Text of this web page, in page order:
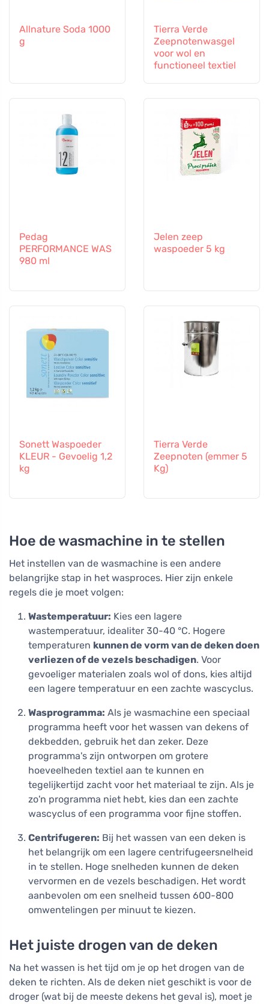
Allnature Soda 1000
g
Tierra Verde
Zeepnotenwasgel
voor wol en
functioneel textiel
Pedag
PERFORMANCE WAS
980 ml
Jelen zeep
waspoeder 5 kg
Sonett Waspoeder
KLEUR - Gevoelig 1,2
kg
Tierra Verde
Zeepnoten (emmer 5
Kg)
Hoe de wasmachine in te stellen
Het instellen van de wasmachine is een andere
belangrijke stap in het wasproces. Hier zijn enkele
regels die je moet volgen:
Wastemperatuur: Kies een lagere
wastemperatuur, idealiter 30-40 °C. Hogere
temperaturen kunnen de vorm van de deken doen
verliezen of de vezels beschadigen. Voor
gevoeliger materialen zoals wol of dons, kies altijd
een lagere temperatuur en een zachte wascyclus.
Wasprogramma: Als je wasmachine een speciaal
programma heeft voor het wassen van dekens of
dekbedden, gebruik het dan zeker. Deze
programma's zijn ontworpen om grotere
hoeveelheden textiel aan te kunnen en
tegelijkertijd zacht voor het materiaal te zijn. Als je
zo'n programma niet hebt, kies dan een zachte
wascyclus of een programma voor fijne stoffen.
Centrifugeren: Bij het wassen van een deken is
het belangrijk om een lagere centrifugeersnelheid
in te stellen. Hoge snelheden kunnen de deken
vervormen en de vezels beschadigen. Het wordt
aanbevolen om een snelheid tussen 600-800
omwentelingen per minuut te kiezen.
Het juiste drogen van de deken
Na het wassen is het tijd om je op het drogen van de
deken te richten. Als de deken niet geschikt is voor de
droger (wat bij de meeste dekens het geval is), moet je